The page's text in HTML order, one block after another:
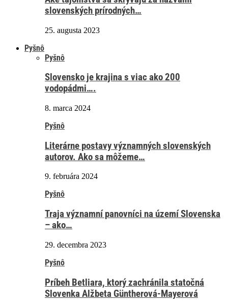
slovenských prírodných…
25. augusta 2023
Pyšnô
Pyšnô
Slovensko je krajina s viac ako 200
vodopádmi….
8. marca 2024
Pyšnô
Literárne postavy významných slovenských
autorov. Ako sa môžeme…
9. februára 2024
Pyšnô
Traja významní panovníci na území Slovenska
– ako…
29. decembra 2023
Pyšnô
Príbeh Betliara, ktorý zachránila statočná
Slovenka Alžbeta Güntherová-Mayerová